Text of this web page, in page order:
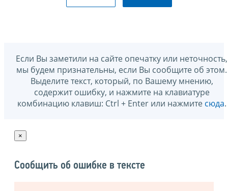
Если Вы заметили на сайте опечатку или неточность,
мы будем признательны, если Вы сообщите об этом.
Выделите текст, который, по Вашему мнению,
содержит ошибку, и нажмите на клавиатуре
комбинацию клавиш: Ctrl + Enter или нажмите сюда.
×
Сообщить об ошибке в тексте